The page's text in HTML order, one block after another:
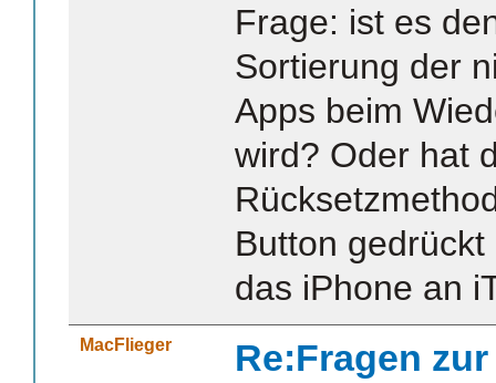
Frage: ist es
Sortierung der
Apps beim
wird? Oder hat
Button
das iPhone an
MacFlieger Re:Fragen